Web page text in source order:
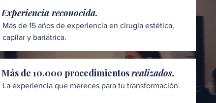
Experiencia reconocida.
Más de 15 años de experiencia en cirugía estética,
capilar y bariátrica.
Más de 10.000 procedimientosrealizados.
La experiencia que mereces para tu transformación.